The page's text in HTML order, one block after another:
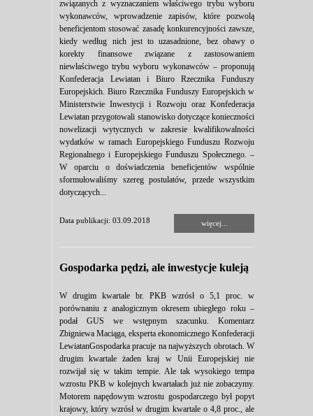
związanych z wyznaczaniem właściwego trybu wyboru
wykonawców, wprowadzenie zapisów, które pozwolą
beneficjentom stosować zasadę konkurencyjności zawsze,
kiedy według nich jest to uzasadnione, bez obawy o
korekty finansowe związane z zastosowaniem
niewłaściwego trybu wyboru wykonawców – proponują
Konfederacja Lewiatan i Biuro Rzecznika Funduszy
Europejskich. Biuro Rzecznika Funduszy Europejskich w
Ministerstwie Inwestycji i Rozwoju oraz Konfederacja
Lewiatan przygotowali stanowisko dotyczące konieczności
nowelizacji wytycznych w zakresie kwalifikowalności
wydatków w ramach Europejskiego Funduszu Rozwoju
Regionalnego i Europejskiego Funduszu Społecznego. –
W oparciu o doświadczenia beneficjentów wspólnie
sformułowaliśmy szereg postulatów, przede wszystkim
dotyczących...
Data publikacji: 03.09.2018 więcej...
Gospodarka pędzi, ale inwestycje kuleją
W drugim kwartale br. PKB wzrósł o 5,1 proc. w
porównaniu z analogicznym okresem ubiegłego roku –
podał GUS we wstępnym szacunku. Komentarz
Zbigniewa Maciąga, eksperta ekonomicznego Konfederacji
LewiatanGospodarka pracuje na najwyższych obrotach. W
drugim kwartale żaden kraj w Unii Europejskiej nie
rozwijał się w takim tempie. Ale tak wysokiego tempa
wzrostu PKB w kolejnych kwartałach już nie zobaczymy.
Motorem napędowym wzrostu gospodarczego był popyt
krajowy, który wzrósł w drugim kwartale o 4,8 proc., ale